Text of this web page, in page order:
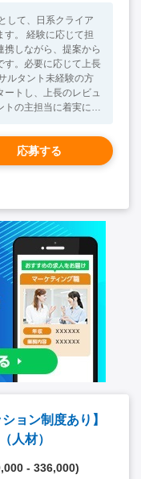
して、日系クライア
す。 経験に応じて担
携しながら、提案から
す。必要に応じて上長
ルタント未経験の方
トし、上長のレビュ
トの主担当に着実に成
内実務部門（会計・
クライアント向けレ
、担当領域について
ネシアの会計・税
◆英語、またはイン
な方（目安：日常会話
商簿記、公認会計
応募する
ョン制度あり】
人材）
- 336,000)